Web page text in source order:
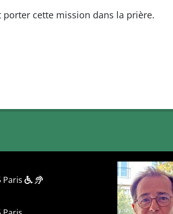
porter cette mission dans la prière.
Paris